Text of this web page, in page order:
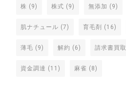
株 (9) 株式 (9) 無添加 (9)
肌ナチュール (7) 育毛剤 (16)
薄毛 (9) 解約 (6) 請求書買取
資金調達 (11) 麻雀 (8)